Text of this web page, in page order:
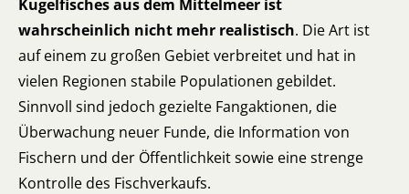
Kugelfisches aus dem Mittelmeer ist
wahrscheinlich nicht mehr realistisch. Die Art ist
auf einem zu großen Gebiet verbreitet und hat in
vielen Regionen stabile Populationen gebildet.
Sinnvoll sind jedoch gezielte Fangaktionen, die
Überwachung neuer Funde, die Information von
Fischern und der Öffentlichkeit sowie eine strenge
Kontrolle des Fischverkaufs.